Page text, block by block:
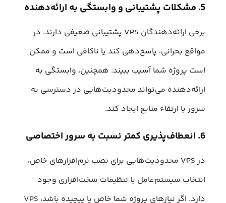
5. مشکلات پشتیبانی و وابستگی به ارائه‌دهنده
برخی ارائه‌دهندگان VPS پشتیبانی ضعیفی دارند. در
مواقع بحرانی، پاسخ‌دهی کند یا ناکافی است و ممکن
است پروژه شما آسیب ببیند. همچنین، وابستگی به
ارائه‌دهنده می‌تواند محدودیت‌هایی در دسترسی به
سرور یا ارتقاء منابع ایجاد کند.
6. انعطاف‌پذیری کمتر نسبت به سرور اختصاصی
در VPS محدودیت‌هایی برای نصب نرم‌افزارهای خاص،
انتخاب سیستم‌عامل یا تنظیمات سخت‌افزاری وجود
دارد. اگر نیازهای پروژه شما خاص یا پیچیده باشد، VPS